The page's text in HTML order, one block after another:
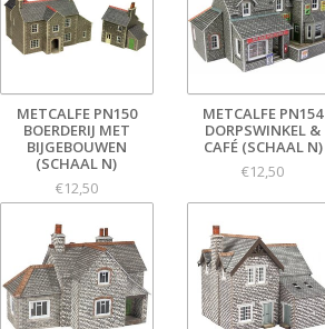
METCALFE PN150
BOERDERIJ MET
BIJGEBOUWEN
(SCHAAL N)
€12,50
METCALFE PN154
DORPSWINKEL &
CAFÉ (SCHAAL N)
€12,50